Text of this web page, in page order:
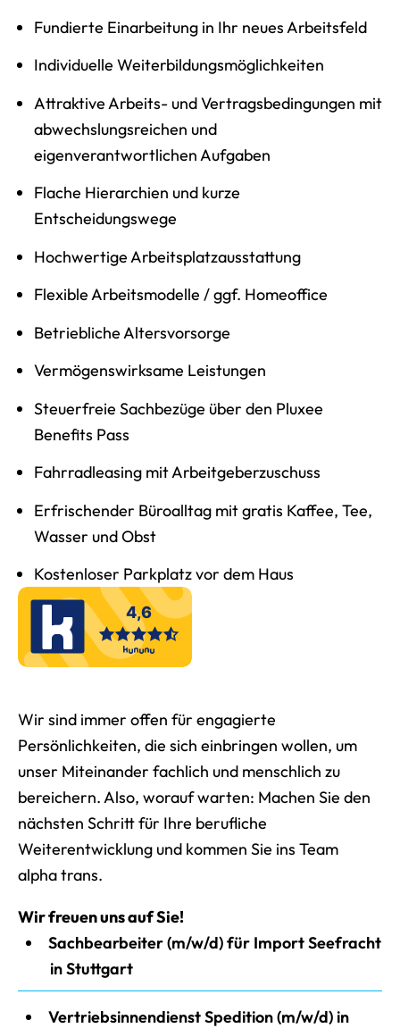
Fundierte Einarbeitung in Ihr neues Arbeitsfeld
Individuelle Weiterbildungsmöglichkeiten
Attraktive Arbeits- und Vertragsbedingungen mit
abwechslungsreichen und
eigenverantwortlichen Aufgaben
Flache Hierarchien und kurze
Entscheidungswege
Hochwertige Arbeitsplatzausstattung
Flexible Arbeitsmodelle / ggf. Homeoffice
Betriebliche Altersvorsorge
Vermögenswirksame Leistungen
Steuerfreie Sachbezüge über den Pluxee
Benefits Pass
Fahrradleasing mit Arbeitgeberzuschuss
Erfrischender Büroalltag mit gratis Kaffee, Tee,
Wasser und Obst
Kostenloser Parkplatz vor dem Haus
Wir sind immer offen für engagierte
Persönlichkeiten, die sich einbringen wollen, um
unser Miteinander fachlich und menschlich zu
bereichern. Also, worauf warten: Machen Sie den
nächsten Schritt für Ihre berufliche
Weiterentwicklung und kommen Sie ins Team
alpha trans.
Wir freuen uns auf Sie!
Sachbearbeiter (m/w/d) für Import Seefracht
in Stuttgart
Vertriebsinnendienst Spedition (m/w/d) in